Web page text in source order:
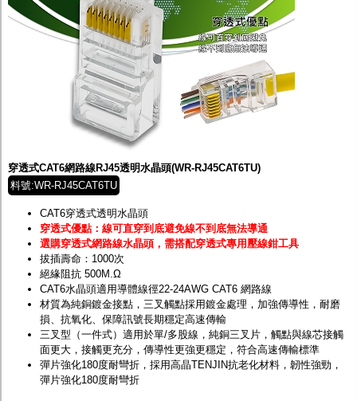
穿透式CAT6網路線RJ45透明水晶頭(WR-RJ45CAT6TU)
料號:WR-RJ45CAT6TU
CAT6穿透式透明水晶頭
穿透式優點：線可直穿到底避免線不到底無法導通
選購穿透式網路線水晶頭，需搭配穿透式專用壓線鉗工具
拔插壽命：1000次
絕緣阻抗 500M.Ω
CAT6水晶頭適用導體線徑22-24AWG CAT6 網路線
材質為純銅鍍金接點，三叉觸點採用鍍金處理，加強傳導性，耐磨
損、抗氧化、保障訊號長期穩定高速傳輸
三叉型（一件式）適用於單/多股線，純銅三叉片，觸點與線芯接觸
面更大，接觸更充分，傳導性更強更穩定，符合高速傳輸標準
彈片強化180度耐彎折，採用高晶TENJIN抗老化材料，韌性強勁，
彈片強化180度耐彎折